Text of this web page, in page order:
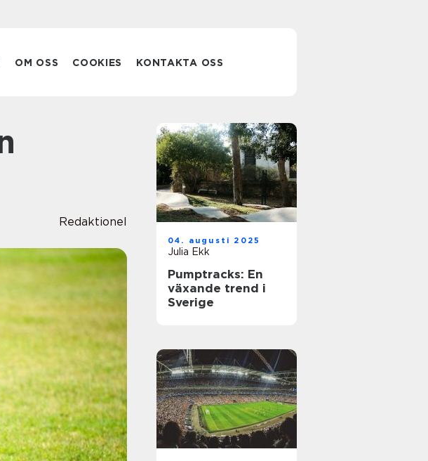
OM OSS COOKIES KONTAKTA OSS
Redaktionel
04. augusti 2025
Julia Ekk
Pumptracks: En
växande trend i
Sverige